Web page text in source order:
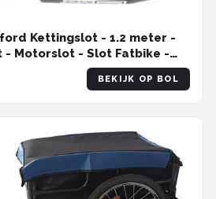
Kettingslot - 1.2 meter -
- Motorslot - Slot Fatbike -
BEKIJK OP BOL